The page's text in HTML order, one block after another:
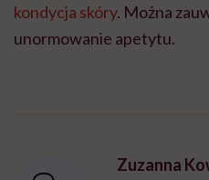
kondycja skóry. Można
unormowanie apetytu.
Zuzanna